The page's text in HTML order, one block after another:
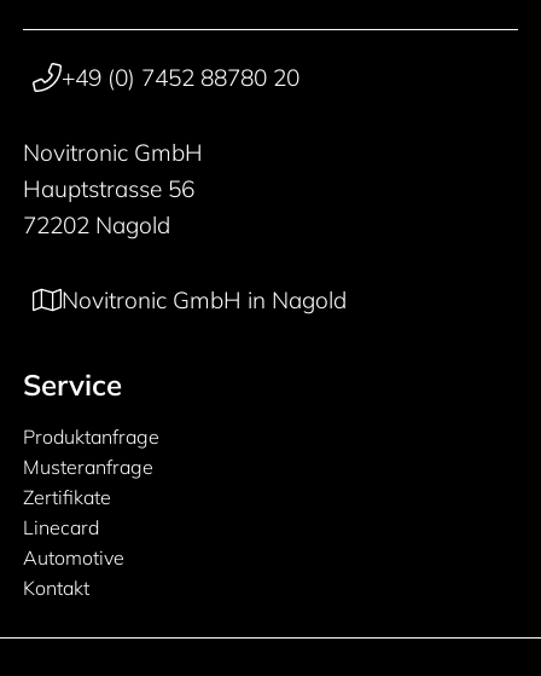
+49 (0) 7452 88780 20
Novitronic GmbH
Hauptstrasse 56
72202 Nagold
Novitronic GmbH in Nagold
Service
Produktanfrage
Musteranfrage
Zertifikate
Linecard
Automotive
Kontakt